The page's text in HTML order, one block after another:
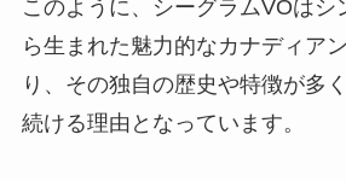
このように、シーグラムVOはシ
ら生まれた魅力的なカナディア
り、その独自の歴史や特徴が多
続ける理由となっています。